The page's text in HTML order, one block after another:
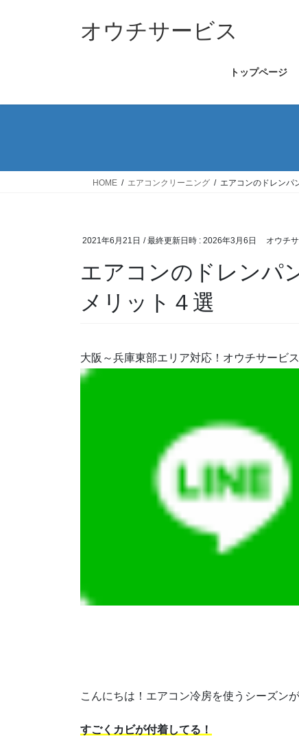
ス
ン
オウチサービス
トップページ
HOME エアコンクリーニング エアコンのドレンパ
2021年6月21日 / 最終更新日時 : 2026年3月6日 オウチ
エアコンのドレンパ
メリット４選
大阪～兵庫東部エリア対応！オウチサービ
こんにちは！エアコン冷房を使うシーズン
すごくカビが付着してる！